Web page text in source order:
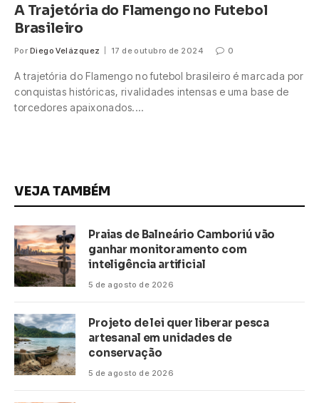
A Trajetória do Flamengo no Futebol
Brasileiro
Por Diego Velázquez 17 de outubro de 2024 0
A trajetória do Flamengo no futebol brasileiro é marcada por
conquistas históricas, rivalidades intensas e uma base de
torcedores apaixonados.…
VEJA TAMBÉM
Praias de Balneário Camboriú vão
ganhar monitoramento com
inteligência artificial
5 de agosto de 2026
Projeto de lei quer liberar pesca
artesanal em unidades de
conservação
5 de agosto de 2026